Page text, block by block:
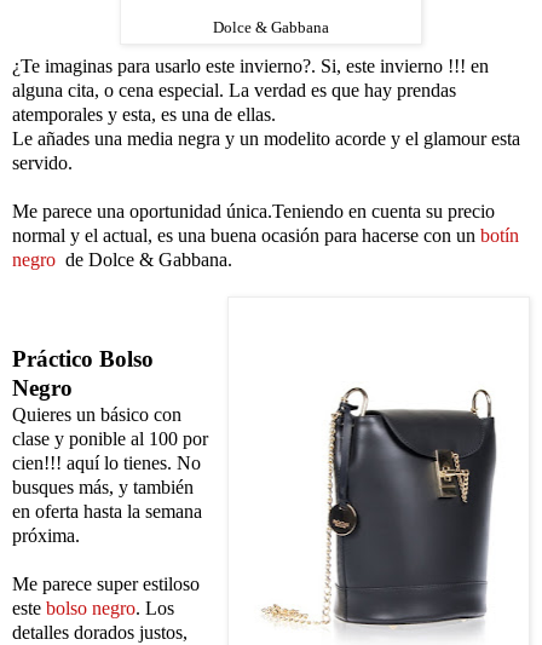
Dolce & Gabbana
¿Te imaginas para usarlo este invierno?. Si, este invierno !!! en
alguna cita, o cena especial. La verdad es que hay prendas
atemporales y esta, es una de ellas.
Le añades una media negra y un modelito acorde y el glamour esta
servido.
Me parece una oportunidad única.Teniendo en cuenta su precio
normal y el actual, es una buena ocasión para hacerse con un botín
negro de Dolce & Gabbana.
Práctico Bolso
Negro
Quieres un básico con
clase y ponible al 100 por
cien!!! aquí lo tienes. No
busques más, y también
en oferta hasta la semana
próxima.
Me parece super estiloso
este bolso negro. Los
detalles dorados justos,